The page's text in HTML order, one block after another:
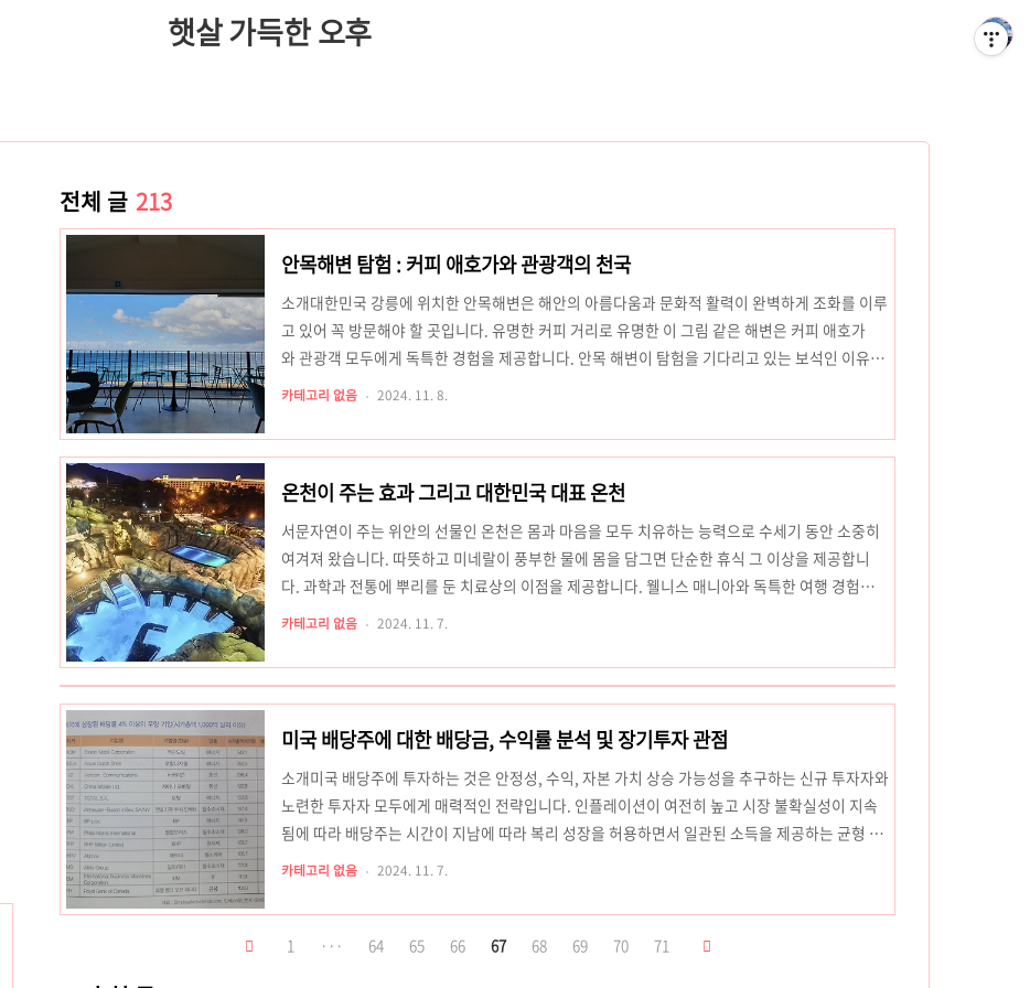
햇살 가득한 오후
전체 글 213
안목해변 탐험 : 커피 애호가와 관광객의 천국
소개대한민국 강릉에 위치한 안목해변은 해안의 아름다움과 문화적 활력이 완벽하게 조화를 이루
고 있어 꼭 방문해야 할 곳입니다. 유명한 커피 거리로 유명한 이 그림 같은 해변은 커피 애호가
와 관광객 모두에게 독특한 경험을 제공합니다. 안목 해변이 탐험을 기다리고 있는 보석인 이유
는 다음과 같습니다.1. 커피 거리: 커피 애호가를 위한 천국안목해변은 매력적인 카페, 장인의 로
다. 다양한 커피 경험: 단일 원산지 맥주부터 혁신적인 스페셜티 음료까지, 각 카페는 한국의 번성
내에서 로스팅합니다.한 모금 마실 때마다 바다 전망:방문객들은 ..
카테고리 없음 2024. 11. 8.
온천이 주는 효과 그리고 대한민국 대표 온천
서문자연이 주는 위안의 선물인 온천은 몸과 마음을 모두 치유하는 능력으로 수세기 동안 소중히
여겨져 왔습니다. 따뜻하고 미네랄이 풍부한 물에 몸을 담그면 단순한 휴식 그 이상을 제공합니
다. 과학과 전통에 뿌리를 둔 치료상의 이점을 제공합니다. 웰니스 매니아와 독특한 여행 경험을
원하는 사람들에게 온천은 꼭 방문해야 할 곳입니다.이번 포스팅에서는 온천의 건강상의 이점
법: 온천의 신체적 이점온천수에는 치료 효과로 유명한 칼슘, 마그네슘, 유황과 같은 미네랄이 자
환 개선온천욕은 혈관 확장을 촉진하여 혈류를 향상시킵니다. 이렇게 ..
카테고리 없음 2024. 11. 7.
미국 배당주에 대한 배당금, 수익률 분석 및 장기투자 관점
소개미국 배당주에 투자하는 것은 안정성, 수익, 자본 가치 상승 가능성을 추구하는 신규 투자자와
노련한 투자자 모두에게 매력적인 전략입니다. 인플레이션이 여전히 높고 시장 불확실성이 지속
됨에 따라 배당주는 시간이 지남에 따라 복리 성장을 허용하면서 일관된 소득을 제공하는 균형 잡
힌 접근 방식을 제공합니다. 장기적으로 배당주를 고려하는 사람들에게는 배당 지속 가능성과 총
당주가 배당수익률, 재투자 증가, 품질선택의 관점에서 실행 가능한 장기 투자가 될 수 있는지 살
펴보겠습니다.배당수익률의 역할: 꾸준한 수익 달성회사의 연간 배당금을 주가 대비 백분율로 측
카테고리 없음 2024. 11. 7.
1 ··· 64 65 66 67 68 69 70 71